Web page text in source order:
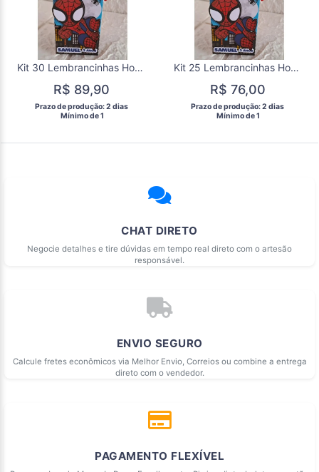
Kit 30 Lembrancinhas Homem - Aranha 3d Caixa Milk
R$ 89,90
Prazo de produção: 2 dias
  Mínimo de 1
Kit 25 Lembrancinhas Homem - Aranha 3d Caixa Milk Festa
R$ 76,00
Prazo de produção: 2 dias
  Mínimo de 1
CHAT DIRETO
Negocie detalhes e tire dúvidas em tempo real direto com o artesão
responsável.
ENVIO SEGURO
Calcule fretes econômicos via Melhor Envio, Correios ou combine a entrega
direto com o vendedor.
PAGAMENTO FLEXÍVEL